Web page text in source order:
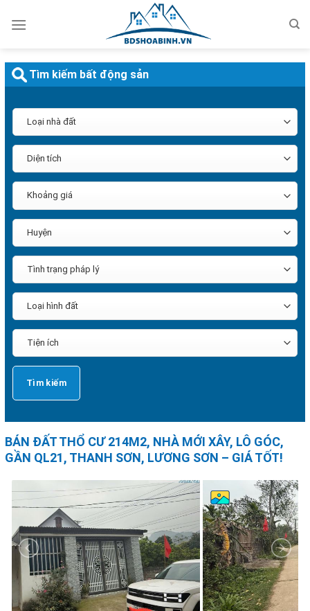
qua
dung
BÁN ĐẤT THỔ CƯ 214M2, NHÀ MỚI XÂY, LÔ GÓC,
GẦN QL21, THANH SƠN, LƯƠNG SƠN – GIÁ TỐT!
Tìm kiếm bất động sản